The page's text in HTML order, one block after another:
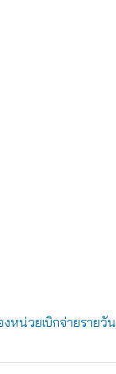
งหน่วยเบิกจ่ายราย